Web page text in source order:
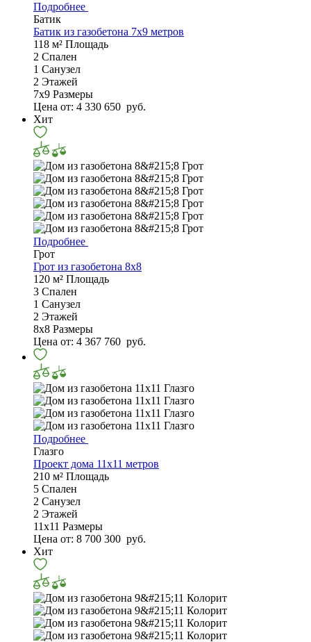
Подробнее
Батик
Батик из газобетона 7x9 метров
118 м² Площадь
2 Спален
1 Санузел
2 Этажей
7х9 Размеры
Цена от: 4 330 650 руб.
Хит
Подробнее
Грот
Грот из газобетона 8x8
120 м² Площадь
3 Спален
1 Санузел
2 Этажей
8х8 Размеры
Цена от: 4 367 760 руб.
Подробнее
Глазго
Проект дома 11х11 метров
210 м² Площадь
5 Спален
2 Санузел
2 Этажей
11х11 Размеры
Цена от: 8 700 300 руб.
Хит